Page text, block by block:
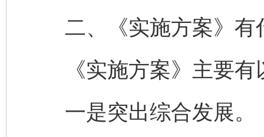
二、《实施方案》有
《实施方案》主要有
一是突出综合发展。